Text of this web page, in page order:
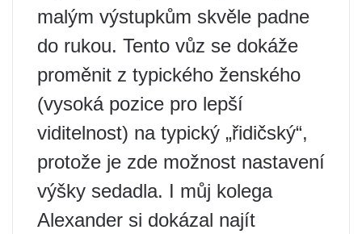
malým výstupkům skvěle padne
do rukou. Tento vůz se dokáže
proměnit z typického ženského
(vysoká pozice pro lepší
viditelnost) na typický „řidičský“,
protože je zde možnost nastavení
výšky sedadla. I můj kolega
Alexander si dokázal najít